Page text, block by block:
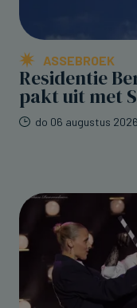
ASSEBROEK
Residentie
pakt uit met
do 06 augustus